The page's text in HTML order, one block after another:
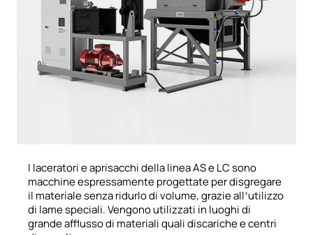
I laceratori e aprisacchi della linea AS e LC sono
macchine espressamente progettate per disgregare
il materiale senza ridurlo di volume, grazie all’utilizzo
di lame speciali. Vengono utilizzati in luoghi di
grande afflusso di materiali quali discariche e centri